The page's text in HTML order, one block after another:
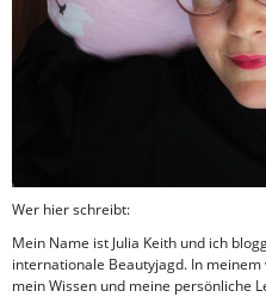
Wer hier schreibt:
Mein Name ist Julia Keith und ich
internationale Beautyjagd. In
mein Wissen und meine persönliche